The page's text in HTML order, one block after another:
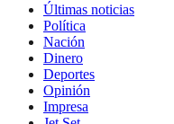
Últimas noticias
Política
Nación
Dinero
Deportes
Opinión
Impresa